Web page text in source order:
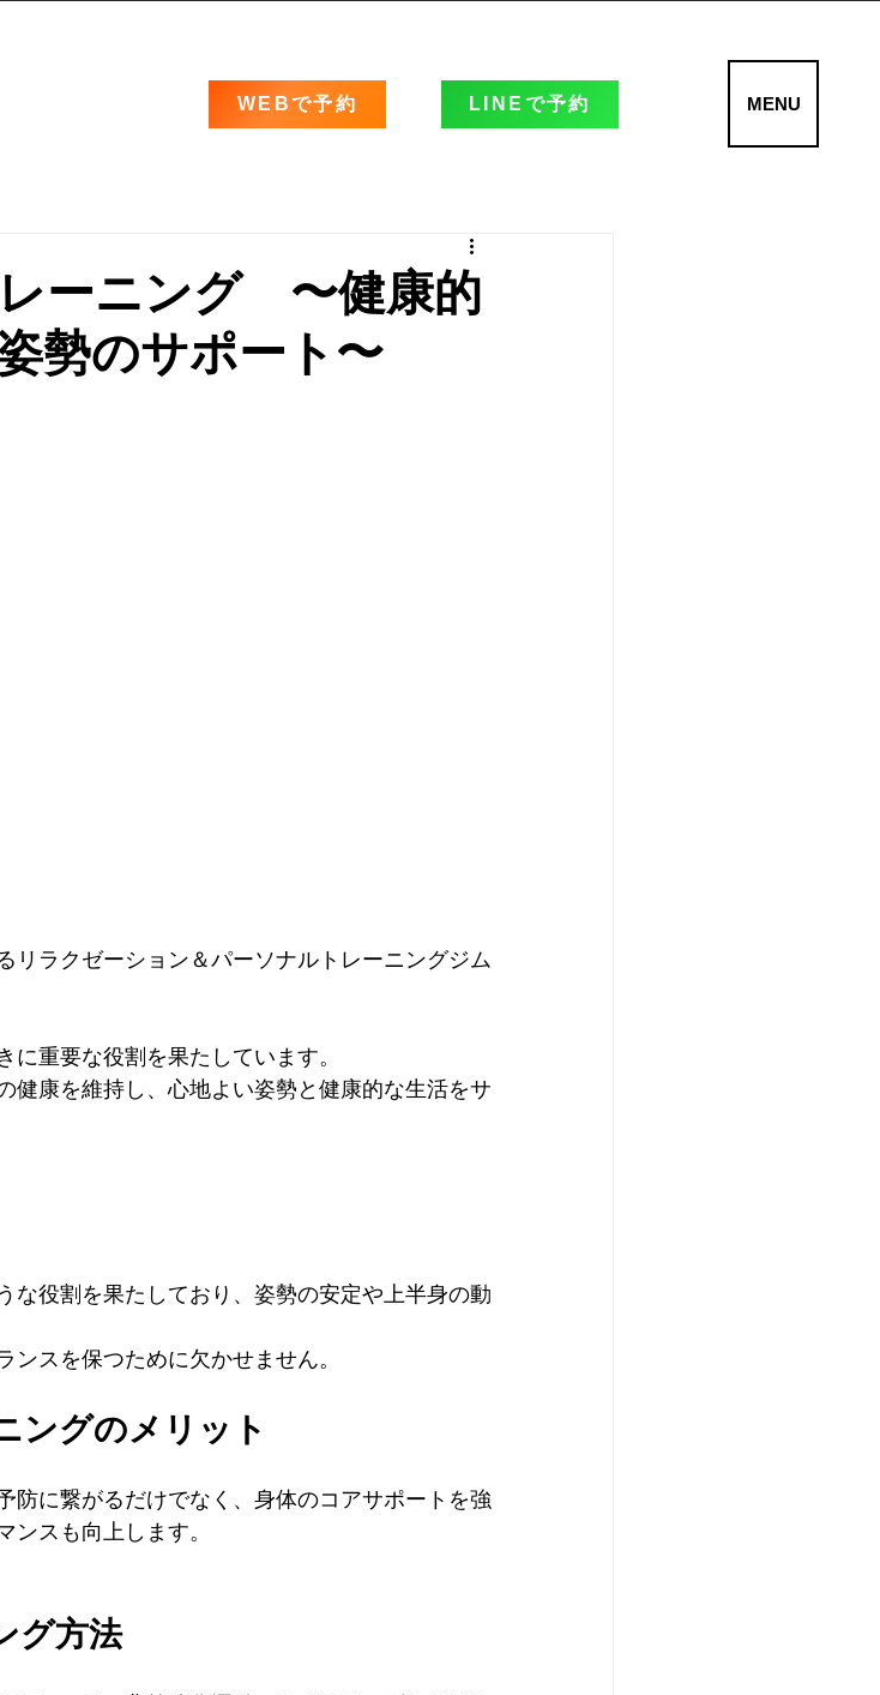
WEBで予約 LINEで予約 MENU
ーニング 〜健康的
勢のサポート〜
リラクゼーション＆パーソナルトレーニングジム
重要な役割を果たしています。
健康を維持し、心地よい姿勢と健康的な生活をサ
な役割を果たしており、姿勢の安定や上半身の動
スを保つために欠かせません。
ングのメリット
防に繋がるだけでなく、身体のコアサポートを強
ンスも向上します。
グ方法